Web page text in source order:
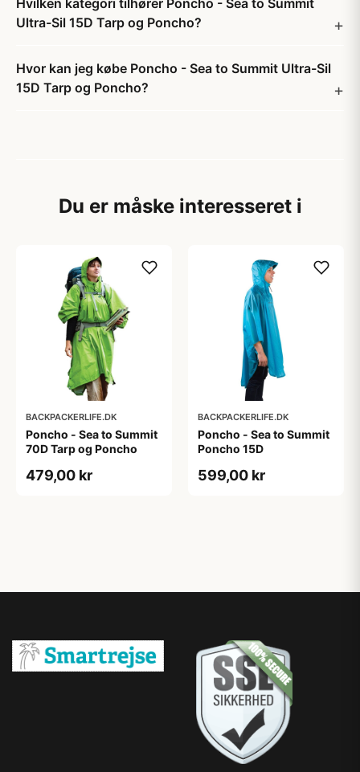
Hvilken kategori tilhører Poncho - Sea to Summit
Ultra-Sil 15D Tarp og Poncho?
Hvor kan jeg købe Poncho - Sea to Summit Ultra-Sil
15D Tarp og Poncho?
Du er måske interesseret i
BACKPACKERLIFE.DK
Poncho - Sea to Summit
70D Tarp og Poncho
479,00 kr
BACKPACKERLIFE.DK
Poncho - Sea to Summit
Poncho 15D
599,00 kr